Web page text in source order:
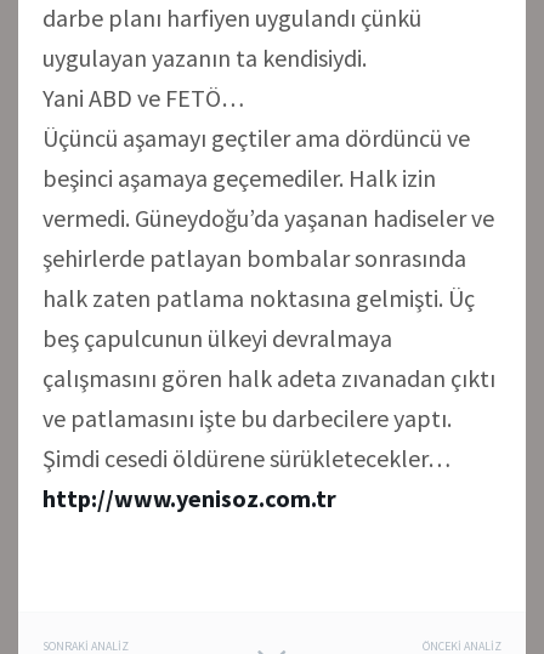
darbe planı harfiyen uygulandı çünkü
uygulayan yazanın ta kendisiydi.
Yani ABD ve FETÖ…
Üçüncü aşamayı geçtiler ama dördüncü ve
beşinci aşamaya geçemediler. Halk izin
vermedi. Güneydoğu’da yaşanan hadiseler ve
şehirlerde patlayan bombalar sonrasında
halk zaten patlama noktasına gelmişti. Üç
beş çapulcunun ülkeyi devralmaya
çalışmasını gören halk adeta zıvanadan çıktı
ve patlamasını işte bu darbecilere yaptı.
Şimdi cesedi öldürene sürükletecekler…
http://www.yenisoz.com.tr
ÖNCEKI ANALIZ
SONRAKI ANALIZ